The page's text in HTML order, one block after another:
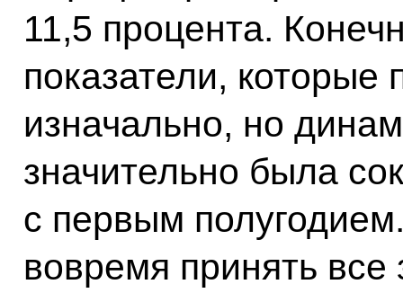
11,5 процента.
показатели, которые
изначально, но
значительно была
с первым
вовремя принять все